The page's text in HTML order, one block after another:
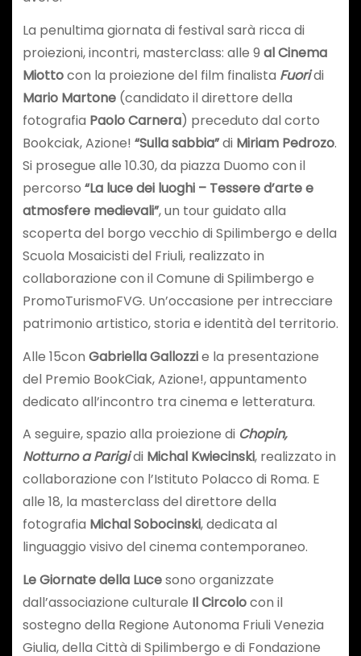
La penultima giornata di festival sarà ricca di
proiezioni, incontri, masterclass: alle 9 al Cinema
Miottocon la proiezione del film finalista Fuoridi
Mario Martone(candidato il direttore della
fotografia Paolo Carnera) preceduto dal corto
Bookciak, Azione! “Sulla sabbia”di Miriam Pedrozo.
Si prosegue alle 10.30, da piazza Duomo con il
percorso “La luce dei luoghi – Tessere d’arte e
atmosfere medievali”, un tour guidato alla
scoperta del borgo vecchio di Spilimbergo e della
Scuola Mosaicisti del Friuli, realizzato in
collaborazione con il Comune di Spilimbergo e
PromoTurismoFVG. Un’occasione per intrecciare
patrimonio artistico, storia e identità del territorio.
Alle 15con Gabriella Gallozzie la presentazione
del Premio BookCiak, Azione!, appuntamento
dedicato all’incontro tra cinema e letteratura.
A seguire, spazio alla proiezione di Chopin,
Notturno a Parigidi Michal Kwiecinski, realizzato in
collaborazione con l’Istituto Polacco di Roma. E
alle 18, la masterclass del direttore della
fotografia Michal Sobocinski, dedicata al
linguaggio visivo del cinema contemporaneo.
Le Giornate della Lucesono organizzate
dall’associazione culturale Il Circolocon il
sostegno della Regione Autonoma Friuli Venezia
Giulia, della Città di Spilimbergo e di Fondazione